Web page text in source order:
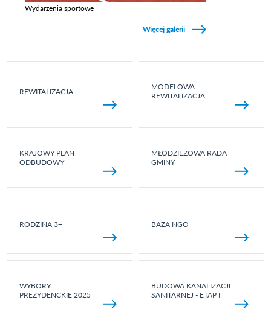
Wydarzenia sportowe
Więcej galerii
REWITALIZACJA
MODELOWA
REWITALIZACJA
KRAJOWY PLAN
ODBUDOWY
MŁODZIEŻOWA RADA
GMINY
RODZINA 3+ BAZA NGO
WYBORY
PREZYDENCKIE 2025
BUDOWA KANALIZACJI
SANITARNEJ - ETAP I